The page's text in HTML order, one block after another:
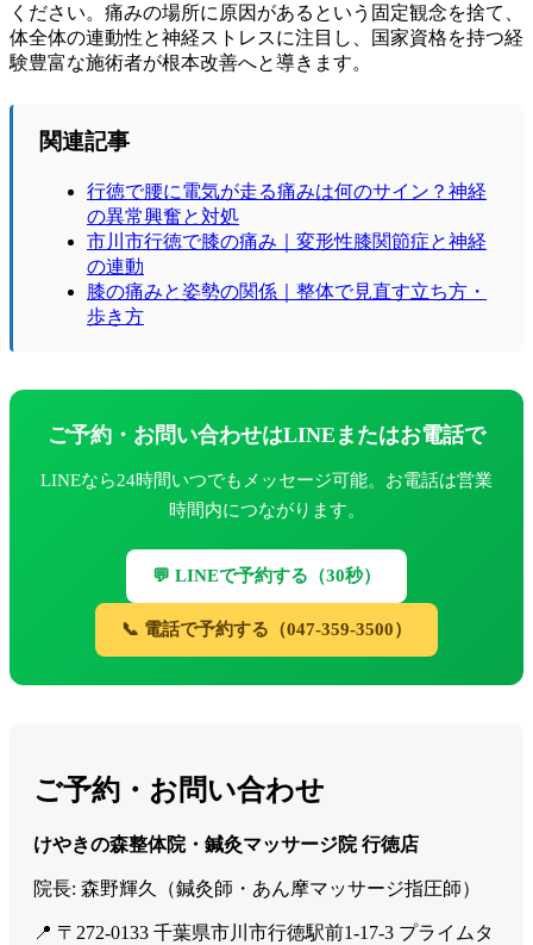
ください。痛みの場所に原因があるという固定観念を捨て、
体全体の連動性と神経ストレスに注目し、国家資格を持つ経
験豊富な施術者が根本改善へと導きます。
関連記事
行徳で腰に電気が走る痛みは何のサイン？神経
の異常興奮と対処
市川市行徳で膝の痛み｜変形性膝関節症と神経
の連動
膝の痛みと姿勢の関係｜整体で見直す立ち方・
歩き方
ご予約・お問い合わせはLINEまたはお電話で
LINEなら24時間いつでもメッセージ可能。お電話は営業
時間内につながります。
💬 LINEで予約する（30秒）
📞 電話で予約する（047-359-3500）
ご予約・お問い合わせ
けやきの森整体院・鍼灸マッサージ院 行徳店
院長: 森野輝久（鍼灸師・あん摩マッサージ指圧師）
📍 〒272-0133 千葉県市川市行徳駅前1-17-3 プライムタ